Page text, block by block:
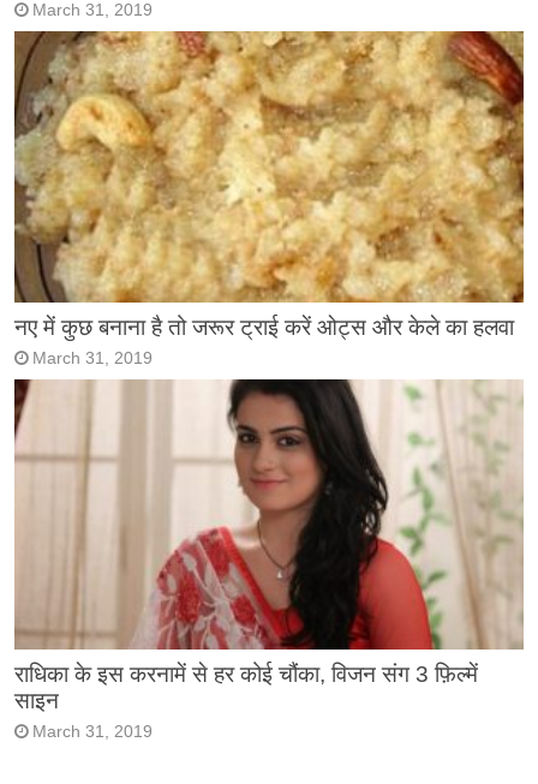
March 31, 2019
नए में कुछ बनाना है तो जरूर ट्राई करें ओट्स और केले का हलवा
March 31, 2019
राधिका के इस करनामें से हर कोई चौंका, विजन संग 3 फ़िल्में
साइन
March 31, 2019